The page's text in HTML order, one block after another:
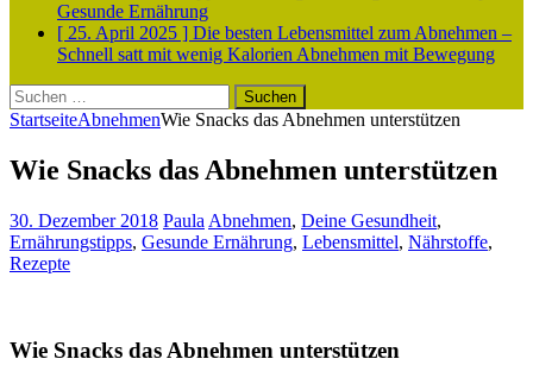
Gesunde Ernährung
[ 25. April 2025 ] Die besten Lebensmittel zum Abnehmen –
Schnell satt mit wenig Kalorien Abnehmen mit Bewegung
Suchen
nach:
StartseiteAbnehmenWie Snacks das Abnehmen unterstützen
Wie Snacks das Abnehmen unterstützen
30. Dezember 2018 Paula Abnehmen, Deine Gesundheit,
Ernährungstipps, Gesunde Ernährung, Lebensmittel, Nährstoffe,
Rezepte
Wie Snacks das Abnehmen unterstützen